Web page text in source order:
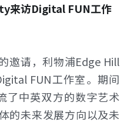
来访Digital FUN工作
邀请，利物浦Edge Hill
FUN工作室。期间
了中英双方的数字艺术
的未来发展方向以及未